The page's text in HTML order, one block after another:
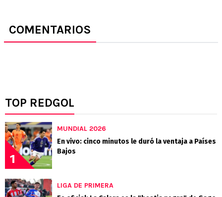
COMENTARIOS
TOP REDGOL
1
MUNDIAL 2026
En vivo: cinco minutos le duró la ventaja a Países
Bajos
LIGA DE PRIMERA